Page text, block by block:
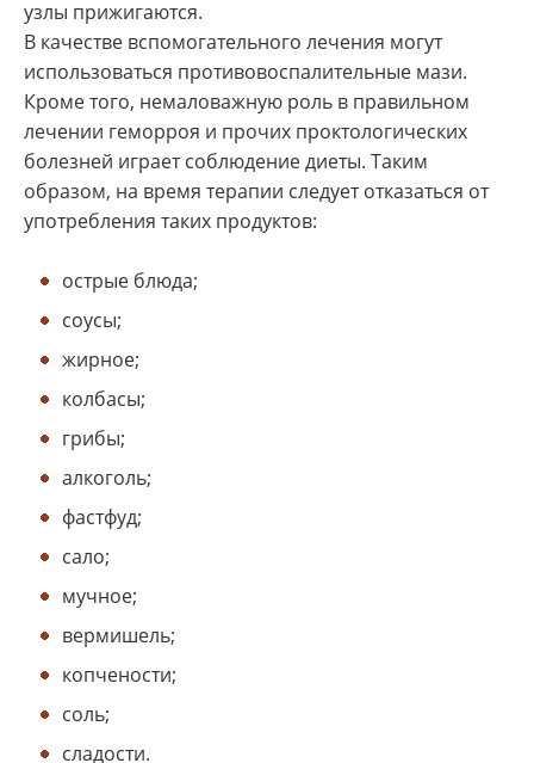
узлы прижигаются.
В качестве вспомогательного лечения могут
использоваться противовоспалительные мази.
Кроме того, немаловажную роль в правильном
лечении геморроя и прочих проктологических
болезней играет соблюдение диеты. Таким
образом, на время терапии следует отказаться от
употребления таких продуктов:
острые блюда;
соусы;
жирное;
колбасы;
грибы;
алкоголь;
фастфуд;
сало;
мучное;
вермишель;
копчености;
соль;
сладости.